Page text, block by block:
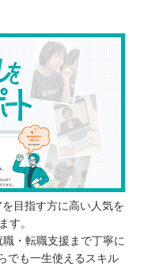
目指す方に高い人気を
す。
・転職支援まで丁寧に
でも一生使えるスキル